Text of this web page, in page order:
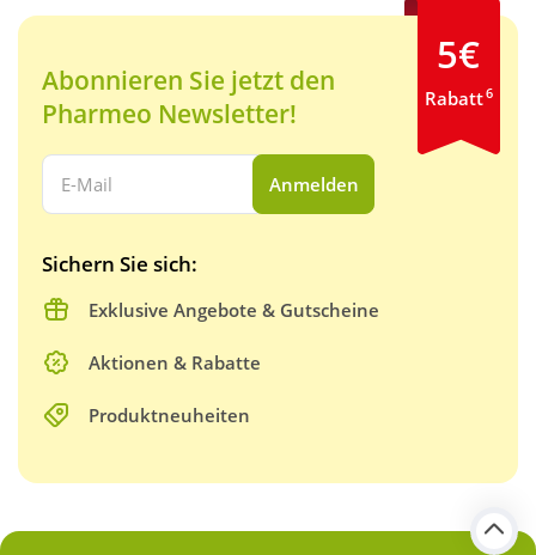
Abonnieren Sie jetzt den
Pharmeo Newsletter!
Ihre E-Mail Adresse:
Anmelden
Sichern Sie sich:
Exklusive Angebote & Gutscheine
Aktionen & Rabatte
Produktneuheiten
5€
Rabatt6